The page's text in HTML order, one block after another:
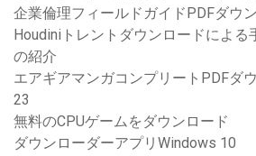
企業倫理フィールドガイドPDFダウ
Houdiniトレントダウンロードによる
の紹介
エアギアマンガコンプリートPDFダ
23
無料のCPUゲームをダウンロード
ダウンローダーアプリWindows 10